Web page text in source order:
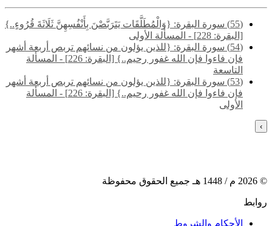
(55) سورة البقرة: {وَالْمُطَلَّقَات يَتَرَبَّصْنَ بِأَنْفُسِهِنَّ ثَلَاثَةَ قُرُوءٍ..}
[البقرة: 228] - المسألة الأولى
(54) سورة البقرة: {للذين يؤلون من نسائهم تربص أربعة أشهر
فإن فاءوا فإن الله غفور رحيم..} [البقرة: 226] - المسألة
التاسعة
(53) سورة البقرة: {للذين يؤلون من نسائهم تربص أربعة أشهر
فإن فاءوا فإن الله غفور رحيم..} [البقرة: 226] - المسألة
الأولى
›
©
2026 م / 1448 هـ جميع الحقوق محفوظة
روابط
الأحكام والشروط